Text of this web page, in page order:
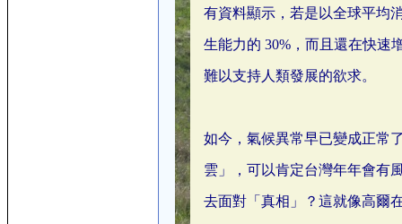
有資料顯示，若是以全球平均
生能力的 30%，而且還在快速
難以支持人類發展的欲求。
如今，氣候異常早已變成正常
雲」，可以肯定台灣年年會有
去面對「真相」？這就像高爾